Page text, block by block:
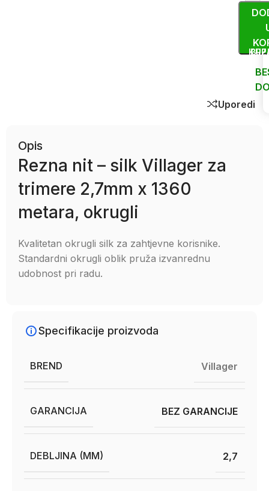
Uporedi
Opis
Rezna nit – silk Villager za
trimere 2,7mm x 1360
metara, okrugli
Kvalitetan okrugli silk za zahtjevne korisnike.
Standardni okrugli oblik pruža izvanrednu
udobnost pri radu.
Specifikacije proizvoda
BREND Villager
GARANCIJA BEZ GARANCIJE
DEBLJINA (MM) 2,7